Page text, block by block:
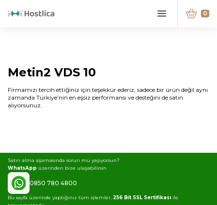
0
Metin2 VDS 10
Firmamızı tercih ettiğiniz için teşekkür ederiz, sadece bir ürün değil aynı
zamanda Türkiye’nin en eşsiz performansı ve desteğini de satın
alıyorsunuz.
0850 780 4800
Satın alma aşamasında sorun mu yaşıyorsun?
WhatsApp üzerinden bize ulaşabilirsin
Bu sayfa üzerinde yaptığınız tüm işlemler, 256 Bit SSL Sertifikası ile